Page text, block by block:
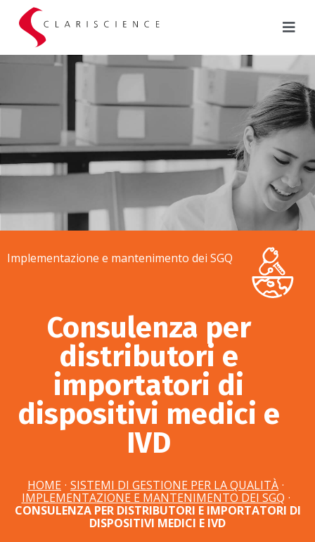
Implementazione e mantenimento dei SGQ
Consulenza per
distributori e
importatori di
dispositivi medici e
IVD
HOME · SISTEMI DI GESTIONE PER LA QUALITÀ ·
IMPLEMENTAZIONE E MANTENIMENTO DEI SGQ ·
CONSULENZA PER DISTRIBUTORI E IMPORTATORI DI
DISPOSITIVI MEDICI E IVD